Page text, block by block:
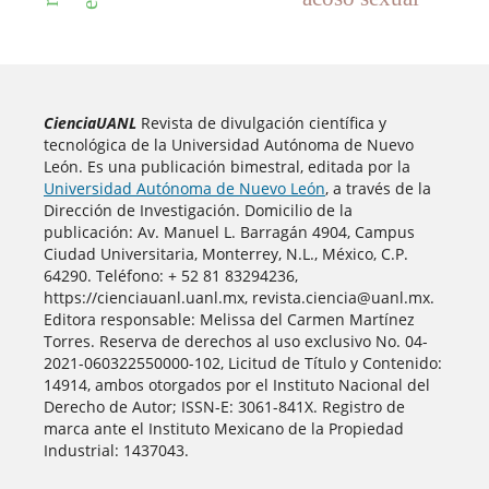
CienciaUANLRevista de divulgación científica y
tecnológica de la Universidad Autónoma de Nuevo
León. Es una publicación bimestral, editada por la
Universidad Autónoma de Nuevo León, a través de la
Dirección de Investigación. Domicilio de la
publicación: Av. Manuel L. Barragán 4904, Campus
Ciudad Universitaria, Monterrey, N.L., México, C.P.
64290. Teléfono: + 52 81 83294236,
https://cienciauanl.uanl.mx, revista.ciencia@uanl.mx.
Editora responsable: Melissa del Carmen Martínez
Torres. Reserva de derechos al uso exclusivo No. 04-
2021-060322550000-102, Licitud de Título y Contenido:
14914, ambos otorgados por el Instituto Nacional del
Derecho de Autor; ISSN-E: 3061-841X. Registro de
marca ante el Instituto Mexicano de la Propiedad
Industrial: 1437043.